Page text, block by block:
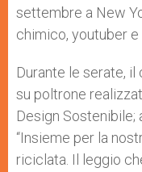
settembre a New
chimico, youtuber
Durante le serate,
su poltrone
Design Sostenibile;
“Insieme per la
riciclata. Il leggio